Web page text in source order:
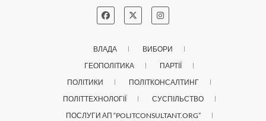
ВЛАДА
ВИБОРИ
ГЕОПОЛІТИКА
ПАРТІЇ
ПОЛІТИКИ
ПОЛІТКОНСАЛТИНГ
ПОЛІТТЕХНОЛОГІЇ
СУСПІЛЬСТВО
ПОСЛУГИ АП “POLITCONSULTANT.ORG”